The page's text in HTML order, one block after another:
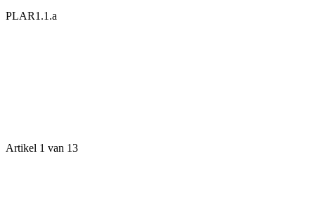
PLAR1.1.a
Artikel 1 van 13